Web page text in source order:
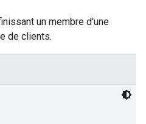
un membre d'une
de clients.